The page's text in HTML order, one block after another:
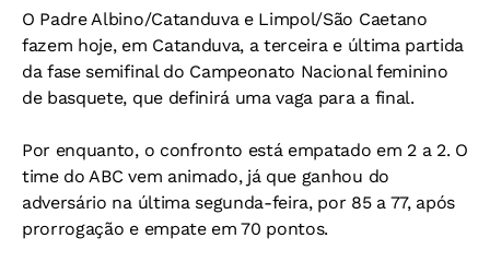
O Padre Albino/Catanduva e Limpol/São Caetano
fazem hoje, em Catanduva, a terceira e última partida
da fase semifinal do Campeonato Nacional feminino
de basquete, que definirá uma vaga para a final.
Por enquanto, o confronto está empatado em 2 a 2. O
time do ABC vem animado, já que ganhou do
adversário na última segunda-feira, por 85 a 77, após
prorrogação e empate em 70 pontos.